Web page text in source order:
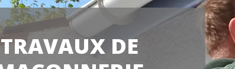
TRAVAUX DE